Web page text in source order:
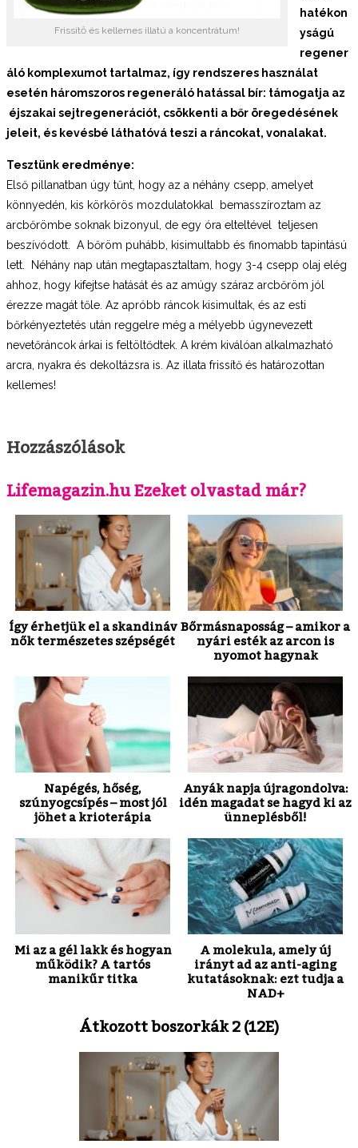
Frissítő és kellemes illatú a koncentrátum!
hatékon
yságú
regener
áló komplexumot tartalmaz, így rendszeres használat
esetén háromszoros regeneráló hatással bír: támogatja az
éjszakai sejtregenerációt, csökkenti a bőr öregedésének
jeleit, és kevésbé láthatóvá teszi a ráncokat, vonalakat.
Tesztünk eredménye:
Első pillanatban úgy tűnt, hogy az a néhány csepp, amelyet
könnyedén, kis körkörös mozdulatokkal bemasszíroztam az
arcbőrömbe soknak bizonyul, de egy óra elteltével teljesen
beszívódott. A bőröm puhább, kisimultabb és finomabb tapintású
lett. Néhány nap után megtapasztaltam, hogy 3-4 csepp olaj elég
ahhoz, hogy kifejtse hatását és az amúgy száraz arcbőröm jól
érezze magát tőle. Az apróbb ráncok kisimultak, és az esti
bőrkényeztetés után reggelre még a mélyebb úgynevezett
nevetőráncok árkai is feltöltődtek. A krém kiválóan alkalmazható
arcra, nyakra és dekoltázsra is. Az illata frissítő és határozottan
kellemes!
Hozzászólások
Lifemagazin.hu Ezeket olvastad már?
Így érhetjük el a skandináv
nők természetes szépségét
Bőrmásnaposság – amikor a
nyári esték az arcon is
nyomot hagynak
Napégés, hőség,
szúnyogcsípés – most jól
jöhet a krioterápia
Anyák napja újragondolva:
idén magadat se hagyd ki az
ünneplésből!
Mi az a gél lakk és hogyan
működik? A tartós
manikűr titka
A molekula, amely új
irányt ad az anti-aging
kutatásoknak: ezt tudja a
NAD+
Átkozott boszorkák 2 (12E)